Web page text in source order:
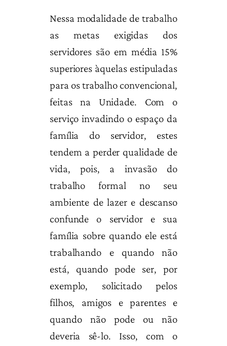
Nessa modalidade de trabalho
as metas exigidas dos
servidores são em média 15%
superiores àquelas estipuladas
para os trabalho convencional,
feitas na Unidade. Com o
serviço invadindo o espaço da
família do servidor, estes
tendem a perder qualidade de
vida, pois, a invasão do
trabalho formal no seu
ambiente de lazer e descanso
confunde o servidor e sua
família sobre quando ele está
trabalhando e quando não
está, quando pode ser, por
exemplo, solicitado pelos
filhos, amigos e parentes e
quando não pode ou não
deveria sê-lo. Isso, com o